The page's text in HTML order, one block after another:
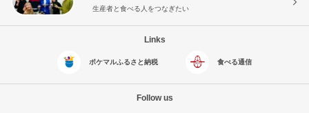
生産者と食べる人をつなぎたい
Links
ポケマルふるさと納税 食べる通信
Follow us